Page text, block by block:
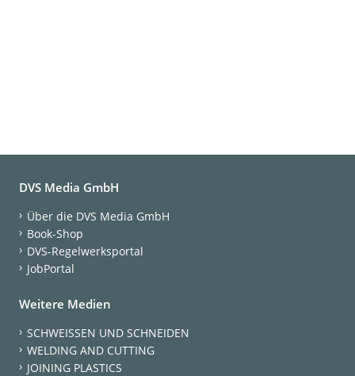
DVS Media GmbH
Über die DVS Media GmbH
Book-Shop
DVS-Regelwerksportal
JobPortal
Weitere Medien
SCHWEISSEN UND SCHNEIDEN
WELDING AND CUTTING
JOINING PLASTICS